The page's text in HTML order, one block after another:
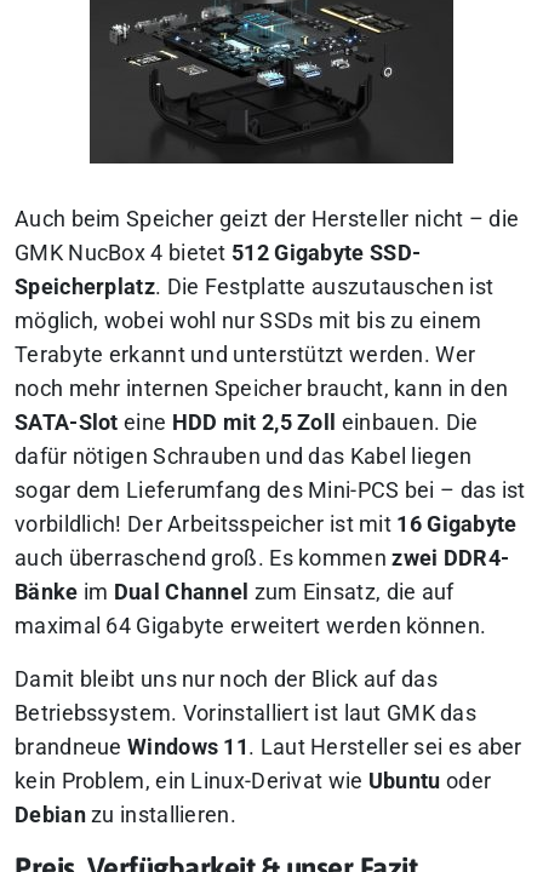
Auch beim Speicher geizt der Hersteller nicht – die
GMK NucBox 4 bietet 512 Gigabyte SSD-
Speicherplatz. Die Festplatte auszutauschen ist
möglich, wobei wohl nur SSDs mit bis zu einem
Terabyte erkannt und unterstützt werden. Wer
noch mehr internen Speicher braucht, kann in den
SATA-Slot eine HDD mit 2,5 Zoll
einbauen. Die
dafür nötigen Schrauben und das Kabel liegen
sogar dem Lieferumfang des Mini-PCS bei – das ist
vorbildlich! Der Arbeitsspeicher ist mit 16 Gigabyte
auch überraschend groß. Es kommenzwei DDR4-
Bänke im Dual Channel zum Einsatz, die auf
maximal 64 Gigabyte erweitert werden können.
Damit bleibt uns nur noch der Blick auf das
Betriebssystem. Vorinstalliert ist laut GMK das
brandneueWindows 11 . Laut Hersteller sei es aber
kein Problem, ein Linux-Derivat wie Ubuntu oder
Debianzu installieren.